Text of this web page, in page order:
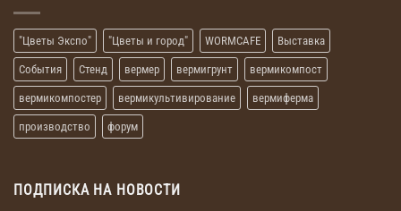
"Цветы Экспо" "Цветы и город" WORMCAFE Выставка
События Стенд вермер вермигрунт вермикомпост
вермикомпостер вермикультивирование вермиферма
производство форум
ПОДПИСКА НА НОВОСТИ